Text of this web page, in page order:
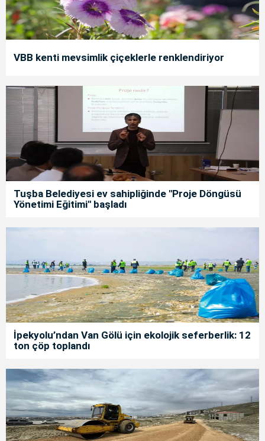
VBB kenti mevsimlik çiçeklerle renklendiriyor
Tuşba Belediyesi ev sahipliğinde "Proje Döngüsü
Yönetimi Eğitimi" başladı
İpekyolu’ndan Van Gölü için ekolojik seferberlik: 12
ton çöp toplandı